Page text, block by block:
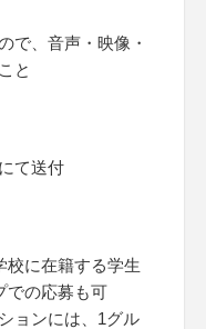
で、音声・映像・
と
て送付
校に在籍する学生
での応募も可
ョンには、1グル